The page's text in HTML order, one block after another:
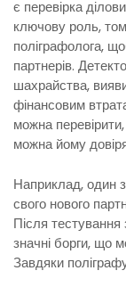
є перевірка
ключову роль,
поліграфолога,
партнерів.
шахрайства,
фінансовим
можна
можна йому
Наприклад, один з
свого нового
Після
значні борги, що
Завдяки